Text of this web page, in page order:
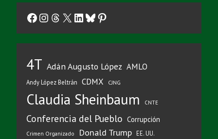
Facebook
Instagram
Threads
X LinkedIn
Bluesky
Pinterest
4T Adán Augusto López AMLO
Andy López Beltrán CDMX CJNG
Claudia Sheinbaum CNTE
Conferencia del Pueblo Corrupción
Crimen Organizado Donald Trump EE. UU.